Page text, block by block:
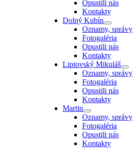
Opustili nás
Kontakty
Dolný Kubín
Oznamy, správy
Fotogaléria
Opustili nás
Kontakty
Liptovský Mikuláš
Oznamy, správy
Fotogaléria
Opustili nás
Kontakty
Martin
Oznamy, správy
Fotogaléria
Opustili nás
Kontakty